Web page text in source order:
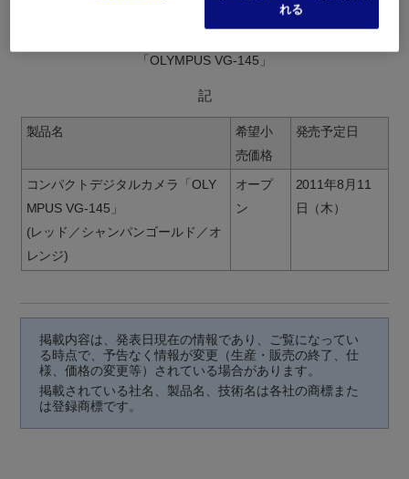
「OLYMPUS VG-145」
記
製品名
希望小
売価格
発売予定日
コンパクトデジタルカメラ「OLY
MPUS VG-145」
(レッド／シャンパンゴールド／オ
レンジ)
オープ
ン
2011年8月11
日（木）
掲載内容は、発表日現在の情報であり、ご覧になってい
る時点で、予告なく情報が変更（生産・販売の終了、仕
様、価格の変更等）されている場合があります。
掲載されている社名、製品名、技術名は各社の商標また
は登録商標です。
れる